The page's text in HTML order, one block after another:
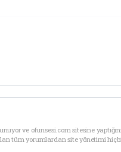
ve ofunsesi.com sitesine
tüm yorumlardan site yönetimi